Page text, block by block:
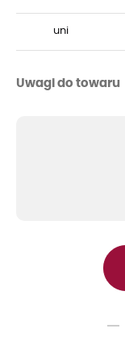
uni
Uwagi do towaru